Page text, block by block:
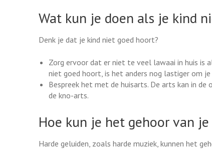
Wat kun je doen als je kind
Denk je dat je kind niet goed hoort?
Zorg ervoor dat er niet te veel lawaai in huis is
niet goed hoort, is het anders nog lastiger om
Bespreek het met de huisarts. De arts kan in
de kno-arts.
Hoe kun je het gehoor van
Harde geluiden, zoals harde muziek, kunnen het